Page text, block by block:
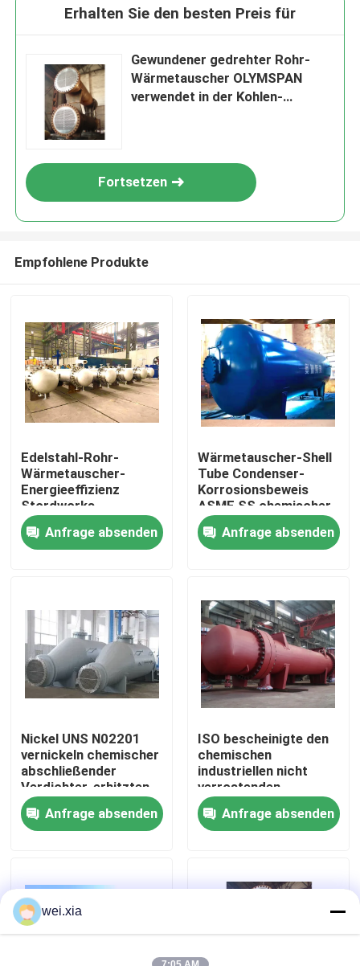
Zu Hause
Produkte
Über uns
Werksbesichtigung
Qualitätskontrolle
Kontakt mit uns
Rechtssachen
Erhalten Sie den besten Preis für
Gewundener gedrehter Rohr-
Wärmetauscher OLYMSPAN
verwendet in der Kohlen-
Fortsetzen
Empfohlene Produkte
Edelstahl-Rohr-
Wärmetauscher-
Energieeffizienz
Stordworks
industrielle
Anfrage absenden
Wärmetauscher-Shell
Tube Condenser-
Korrosionsbeweis
ASME SS chemischer
Anfrage absenden
Nickel UNS N02201
vernickeln chemischer
abschließender
Verdichter-erhitzten
Verdampfer des
Wärmetauscher-201
Anfrage absenden
ISO bescheinigte den
chemischen
industriellen nicht
verrostenden
Rippenrohr-
Wärmetauscher
Anfrage absenden
wei.xia